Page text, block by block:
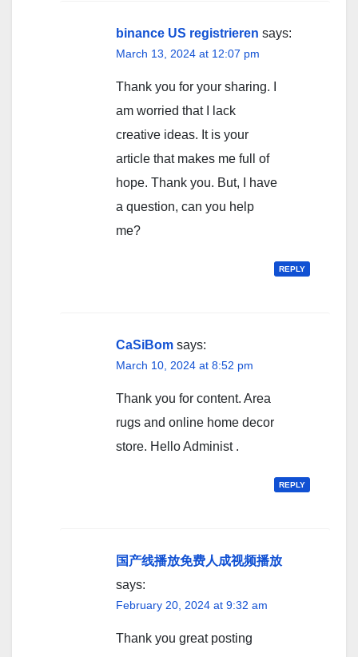
binance US registrieren says:
March 13, 2024 at 12:07 pm
Thank you for your sharing. I
am worried that I lack
creative ideas. It is your
article that makes me full of
hope. Thank you. But, I have
a question, can you help
me?
REPLY
CaSiBom says:
March 10, 2024 at 8:52 pm
Thank you for content. Area
rugs and online home decor
store. Hello Administ .
REPLY
国产线播放免费人成视频播放
says:
February 20, 2024 at 9:32 am
Thank you great posting